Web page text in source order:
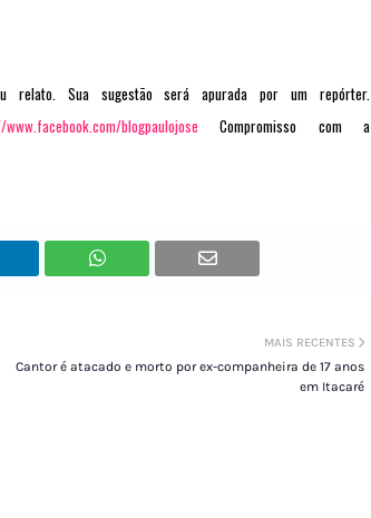
relato. Sua sugestão será apurada por um repórter.
blogpaulojose Compromisso com a
MAIS RECENTES
Cantor é atacado e morto por ex-companheira de 17 anos
em Itacaré